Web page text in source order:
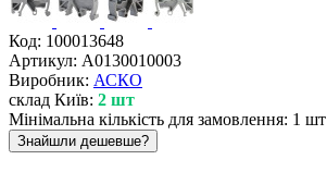
Код: 100013648
Артикул: A0130010003
Виробник: АСКО
склад Київ: 2 шт
Мінімальна кількість для замовлення: 1 шт
Знайшли дешевше?